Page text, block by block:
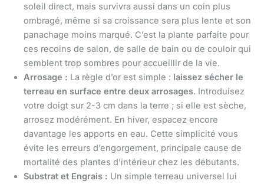
soleil direct, mais survivra aussi dans un coin plus
ombragé, même si sa croissance sera plus lente et son
panachage moins marqué. C’est la plante parfaite pour
ces recoins de salon, de salle de bain ou de couloir qui
semblent trop sombres pour accueillir de la vie.
Arrosage : La règle d’or est simple : laissez sécher le
terreau en surface entre deux arrosages. Introduisez
votre doigt sur 2-3 cm dans la terre ; si elle est sèche,
arrosez modérément. En hiver, espacez encore
davantage les apports en eau. Cette simplicité vous
évite les erreurs d’engorgement, principale cause de
mortalité des plantes d’intérieur chez les débutants.
Substrat et Engrais : Un simple terreau universel lui